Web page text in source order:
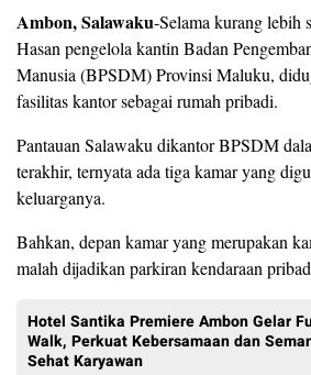
Ambon, Salawaku-Selama kurang lebih
Hasan pengelola kantin Badan
Manusia (BPSDM) Provinsi Maluku,
fasilitas kantor sebagai rumah pribadi.
Pantauan Salawaku dikantor BPSDM
terakhir, ternyata ada tiga kamar yang
keluarganya.
Bahkan, depan kamar yang merupakan
malah dijadikan parkiran kendaraan
Hotel Santika Premiere Ambon Gelar
Walk, Perkuat Kebersamaan dan
Sehat Karyawan